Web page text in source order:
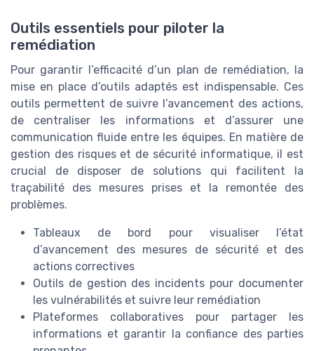
Outils essentiels pour piloter la
remédiation
Pour garantir l’efficacité d’un plan de remédiation, la
mise en place d’outils adaptés est indispensable. Ces
outils permettent de suivre l’avancement des actions,
de centraliser les informations et d’assurer une
communication fluide entre les équipes. En matière de
gestion des risques et de sécurité informatique, il est
crucial de disposer de solutions qui facilitent la
traçabilité des mesures prises et la remontée des
problèmes.
Tableaux de bord pour visualiser l’état
d’avancement des mesures de sécurité et des
actions correctives
Outils de gestion des incidents pour documenter
les vulnérabilités et suivre leur remédiation
Plateformes collaboratives pour partager les
informations et garantir la confiance des parties